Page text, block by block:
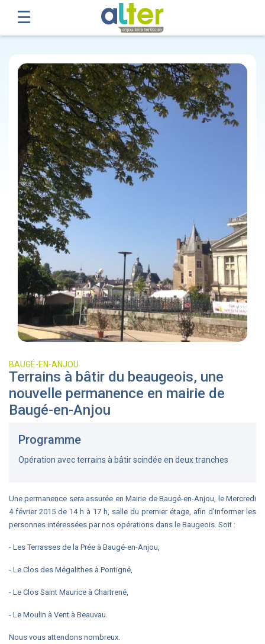
BAUGÉ-EN-ANJOU
Terrains à bâtir du beaugeois, une
nouvelle permanence en mairie de
Baugé-en-Anjou
Programme
Opération avec terrains à bâtir scindée en deux tranches
Une permanence sera assurée en Mairie de Baugé-en-Anjou, le Mercredi
4 février 2015 de 14 h à 17 h, salle du premier étage, afin d’informer les
personnes intéressées par nos opérations dans le Baugeois. Soit :
- Les Terrasses de la Prée à Baugé-en-Anjou,
- Le Clos des Mégalithes à Pontigné,
- Le Clos Saint Maurice à Chartrené,
- Le Moulin à Vent à Beauvau.
Nous vous attendons nombreux.